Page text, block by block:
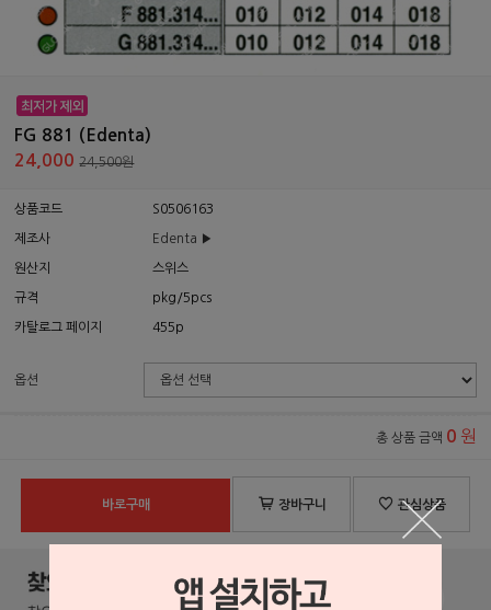
FG 881 (Edenta)
24,00024,500원
상품코드 S0506163
제조사 Edenta ▶
원산지 스위스
규격 pkg/5pcs
카탈로그 페이지 455p
옵션
총 상품 금액 0 원
바로구매 장바구니 관심상품